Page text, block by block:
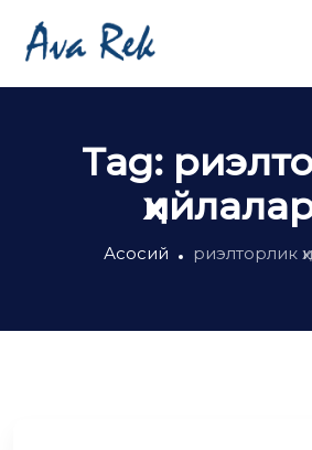
Tag:
Асосий риэлторлик